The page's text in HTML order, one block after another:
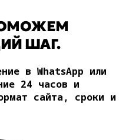
ШАГ.
в WhatsApp или
24 часов и
сайта, сроки и